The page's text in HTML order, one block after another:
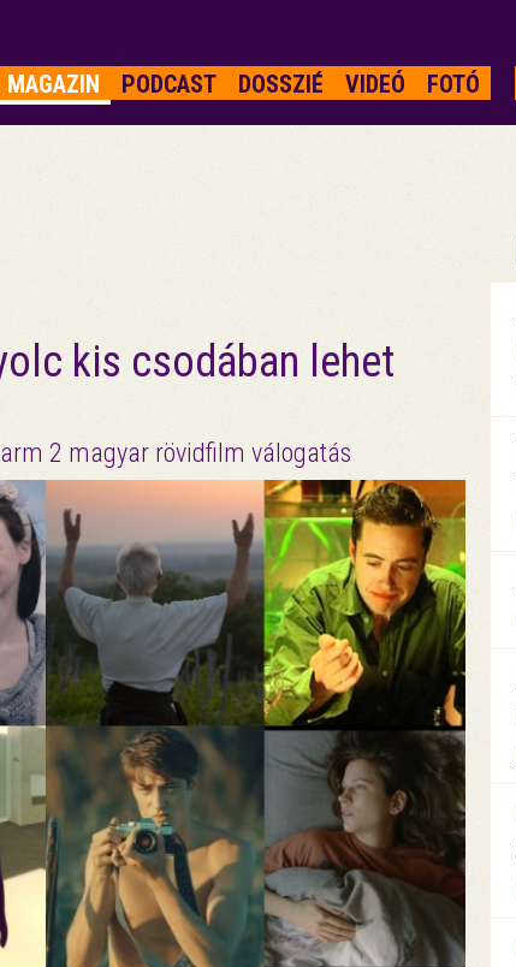
MAGAZIN PODCAST DOSSZIÉ VIDEÓ FOTÓ
kis csodában lehet
2 magyar rövidfilm válogatás